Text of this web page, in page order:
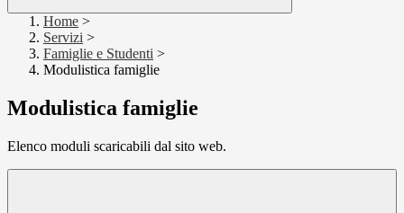
Home >
Servizi >
Famiglie e Studenti >
Modulistica famiglie
Modulistica famiglie
Elenco moduli scaricabili dal sito web.